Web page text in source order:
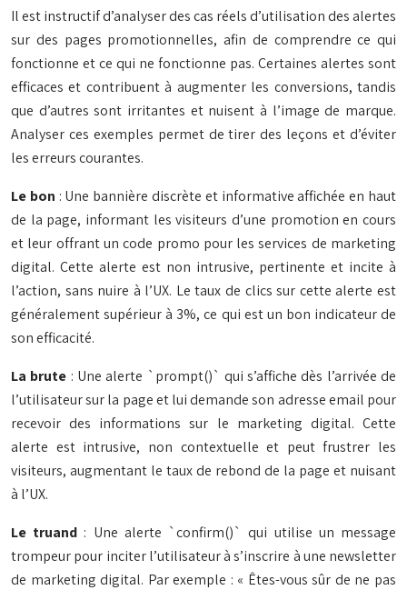
Il est instructif d’analyser des cas réels d’utilisation des alertes
sur des pages promotionnelles, afin de comprendre ce qui
fonctionne et ce qui ne fonctionne pas. Certaines alertes sont
efficaces et contribuent à augmenter les conversions, tandis
que d’autres sont irritantes et nuisent à l’image de marque.
Analyser ces exemples permet de tirer des leçons et d’éviter
les erreurs courantes.
Le bon : Une bannière discrète et informative affichée en haut
de la page, informant les visiteurs d’une promotion en cours
et leur offrant un code promo pour les services de marketing
digital. Cette alerte est non intrusive, pertinente et incite à
l’action, sans nuire à l’UX. Le taux de clics sur cette alerte est
généralement supérieur à 3%, ce qui est un bon indicateur de
son efficacité.
La brute : Une alerte `prompt()` qui s’affiche dès l’arrivée de
l’utilisateur sur la page et lui demande son adresse email pour
recevoir des informations sur le marketing digital. Cette
alerte est intrusive, non contextuelle et peut frustrer les
visiteurs, augmentant le taux de rebond de la page et nuisant
à l’UX.
Le truand : Une alerte `confirm()` qui utilise un message
trompeur pour inciter l’utilisateur à s’inscrire à une newsletter
de marketing digital. Par exemple : « Êtes-vous sûr de ne pas